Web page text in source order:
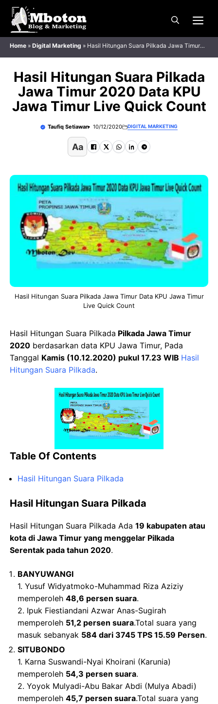
Langsung
Home » Digital Marketing » Hasil Hitungan Suara Pilkada Jawa Timur
2020 Data KPU Jawa Timur Live Quick Count
Hasil Hitungan Suara Pilkada
Jawa Timur 2020 Data KPU
Jawa Timur Live Quick Count
Taufiq Setiawan 10/12/2020 DIGITAL MARKETING
Aa
Hasil Hitungan Suara Pilkada Jawa Timur Data KPU Jawa Timur
Live Quick Count
Hasil Hitungan Suara Pilkada Pilkada Jawa Timur
2020 berdasarkan data KPU Jawa Timur, Pada
Tanggal Kamis (10.12.2020) pukul 17.23 WIB Hasil
Hitungan Suara Pilkada.
Table Of Contents
Hasil Hitungan Suara Pilkada
Hasil Hitungan Suara Pilkada
Hasil Hitungan Suara Pilkada Ada 19 kabupaten atau
kota di Jawa Timur yang menggelar Pilkada
Serentak pada tahun 2020.
BANYUWANGI
1. Yusuf Widyatmoko-Muhammad Riza Aziziy
memperoleh 48,6 persen suara.
2. Ipuk Fiestiandani Azwar Anas-Sugirah
memperoleh 51,2 persen suara.Total suara yang
masuk sebanyak 584 dari 3745 TPS 15.59 Persen.
SITUBONDO
1. Karna Suswandi-Nyai Khoirani (Karunia)
memperoleh 54,3 persen suara.
2. Yoyok Mulyadi-Abu Bakar Abdi (Mulya Abadi)
memperoleh 45,7 persen suara.Total suara yang